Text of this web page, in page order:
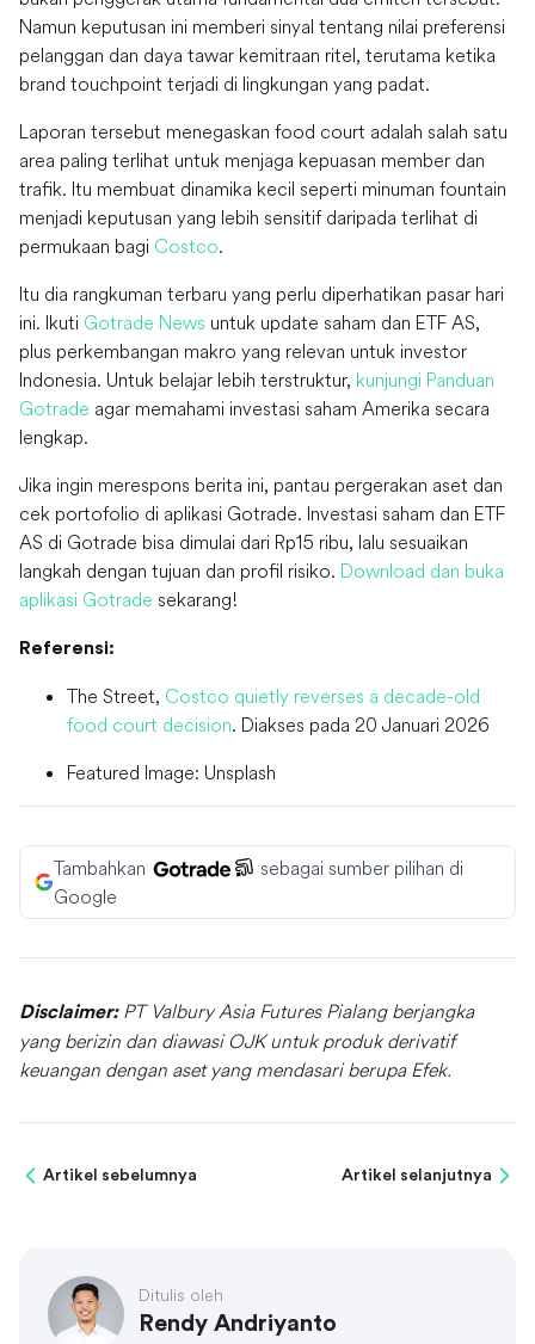
Namun keputusan ini memberi sinyal tentang nilai preferensi
pelanggan dan daya tawar kemitraan ritel, terutama ketika
brand touchpoint terjadi di lingkungan yang padat.
Laporan tersebut menegaskan food court adalah salah satu
area paling terlihat untuk menjaga kepuasan member dan
trafik. Itu membuat dinamika kecil seperti minuman fountain
menjadi keputusan yang lebih sensitif daripada terlihat di
permukaan bagi Costco.
Itu dia rangkuman terbaru yang perlu diperhatikan pasar hari
ini. Ikuti Gotrade News untuk update saham dan ETF AS,
plus perkembangan makro yang relevan untuk investor
Indonesia. Untuk belajar lebih terstruktur, kunjungi Panduan
Gotrade agar memahami investasi saham Amerika secara
lengkap.
Jika ingin merespons berita ini, pantau pergerakan aset dan
cek portofolio di aplikasi Gotrade. Investasi saham dan ETF
AS di Gotrade bisa dimulai dari Rp15 ribu, lalu sesuaikan
langkah dengan tujuan dan profil risiko. Download dan buka
aplikasi Gotrade sekarang!
Referensi:
The Street, Costco quietly reverses a decade-old
food court decision. Diakses pada 20 Januari 2026
Featured Image: Unsplash
Tambahkan
sebagai sumber pilihan di
Google
Disclaimer: PT Valbury Asia Futures Pialang berjangka
yang berizin dan diawasi OJK untuk produk derivatif
keuangan dengan aset yang mendasari berupa Efek.
Artikel sebelumnya Artikel selanjutnya
Ditulis oleh
Rendy Andriyanto